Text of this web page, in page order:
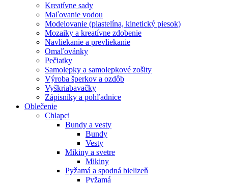
Kreatívne sady
Maľovanie vodou
Modelovanie (plastelína, kinetický piesok)
Mozaiky a kreatívne zdobenie
Navliekanie a prevliekanie
Omaľovánky
Pečiatky
Samolepky a samolepkové zošity
Výroba šperkov a ozdôb
Vyškriabavačky
Zápisníky a pohľadnice
Oblečenie
Chlapci
Bundy a vesty
Bundy
Vesty
Mikiny a svetre
Mikiny
Pyžamá a spodná bielizeň
Pyžamá